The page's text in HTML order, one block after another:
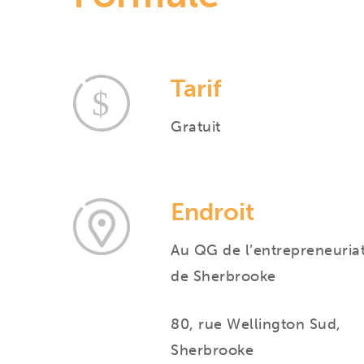
Tarif
Gratuit
Endroit
Au QG de
de Sherbrooke
80, rue Wellington Sud,
Sherbrooke